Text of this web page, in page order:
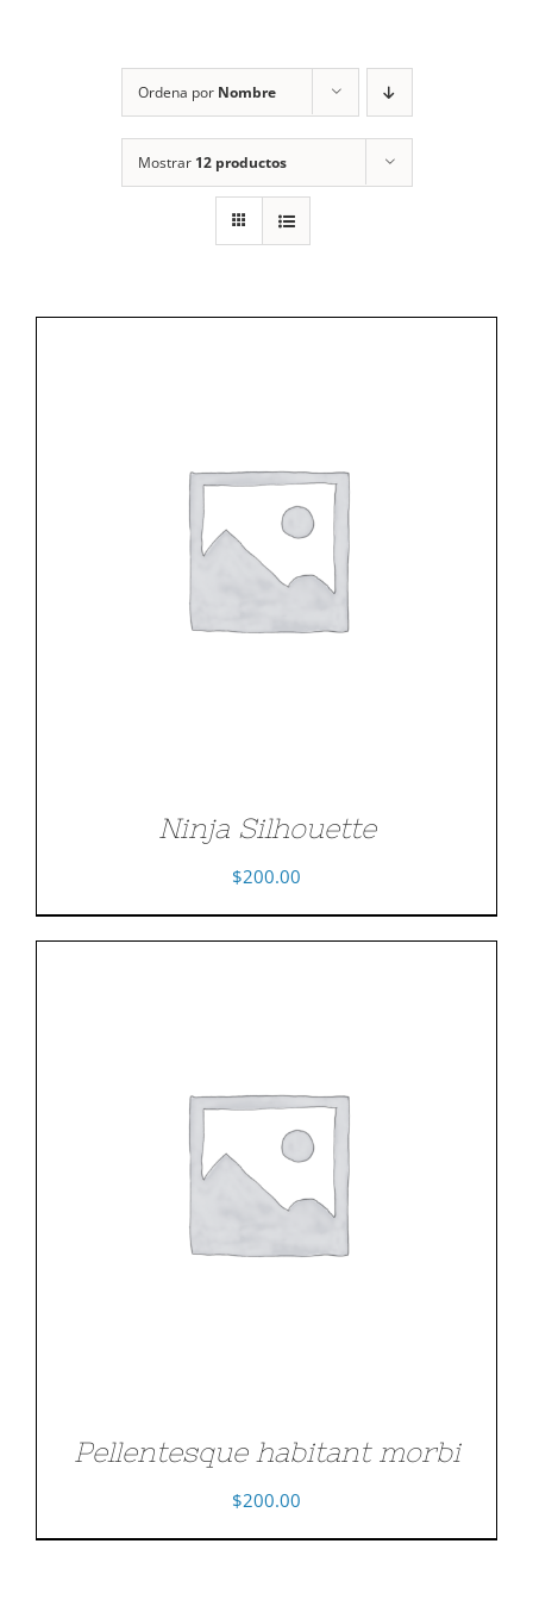
Ordena por Nombre
Mostrar 12 productos
Ninja Silhouette
$200.00
Pellentesque habitant morbi
$200.00